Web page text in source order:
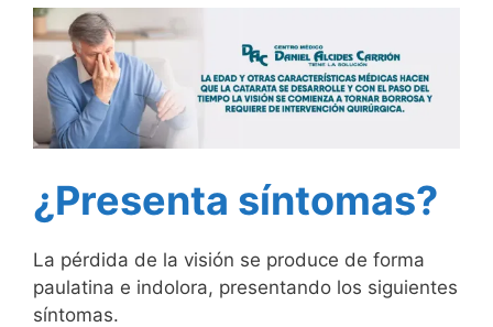
¿Presenta síntomas?
La pérdida de la visión se produce de forma
paulatina e indolora, presentando los siguientes
síntomas.